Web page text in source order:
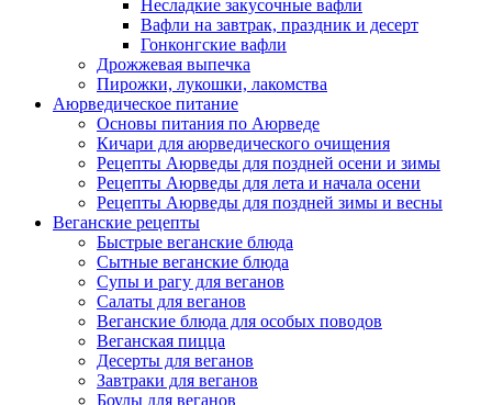
Несладкие закусочные вафли
Вафли на завтрак, праздник и десерт
Гонконгские вафли
Дрожжевая выпечка
Пирожки, лукошки, лакомства
Аюрведическое питание
Основы питания по Аюрведе
Кичари для аюрведического очищения
Рецепты Аюрведы для поздней осени и зимы
Рецепты Аюрведы для лета и начала осени
Рецепты Аюрведы для поздней зимы и весны
Веганские рецепты
Быстрые веганские блюда
Сытные веганские блюда
Супы и рагу для веганов
Салаты для веганов
Веганские блюда для особых поводов
Веганская пицца
Десерты для веганов
Завтраки для веганов
Боулы для веганов